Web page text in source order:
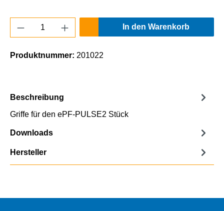
Produkt Anzahl: Gib den gewünschten
In den Warenkorb
Produktnummer: 201022
Beschreibung
Griffe für den ePF-PULSE2 Stück
Downloads
Hersteller